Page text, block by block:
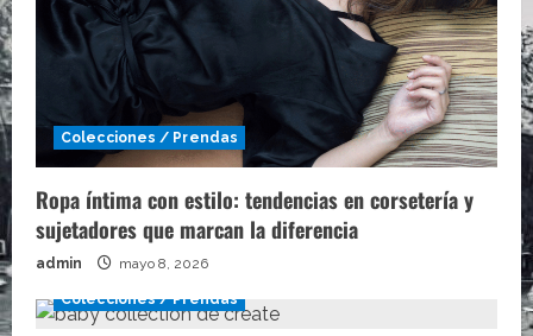
Colecciones / Prendas
Ropa íntima con estilo: tendencias en corsetería y
sujetadores que marcan la diferencia
admin mayo 8, 2026
Colecciones / Prendas